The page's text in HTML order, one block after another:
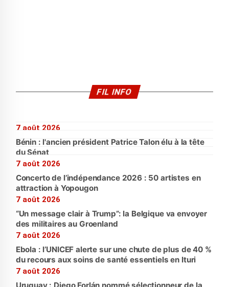
FIL INFO
7 août 2026
Bénin : l'ancien président Patrice Talon élu à la tête
du Sénat
7 août 2026
Concerto de l’indépendance 2026 : 50 artistes en
attraction à Yopougon
7 août 2026
“Un message clair à Trump”: la Belgique va envoyer
des militaires au Groenland
7 août 2026
Ebola : l’UNICEF alerte sur une chute de plus de 40 %
du recours aux soins de santé essentiels en Ituri
7 août 2026